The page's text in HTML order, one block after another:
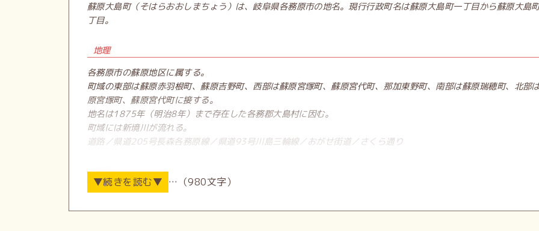
蘇原大島町（そはらおおしまちょう）は、岐阜県各務原市の地名。現行行政町名は蘇原大島町一丁目から蘇原大島
丁目。
地理
各務原市の蘇原地区に属する。
町域の東部は蘇原赤羽根町、蘇原吉野町、西部は蘇原宮塚町、蘇原宮代町、那加東野町、南部は蘇原瑞穂町、北部
原宮塚町、蘇原宮代町に接する。
地名は1875年（明治8年）まで存在した各務郡大島村に因む。
町域には新境川が流れる。
道路／県道205号長森各務原線／県道93号川島三輪線／おがせ街道／さくら通り
歴史
かつてこの地域は各務郡大島村であった。1875年（明治8年）に大島村と宮代村が合併し大宮村が発足し大宮村字
島となる。1897年（明治30年）に大宮村、伊飛島村、和合村、三柿野村、古市場村、持田村が合併し蘇原村が発足
…（980文字）